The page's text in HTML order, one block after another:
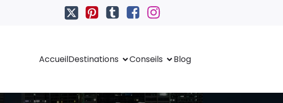
AccueilDestinations Conseils Blog